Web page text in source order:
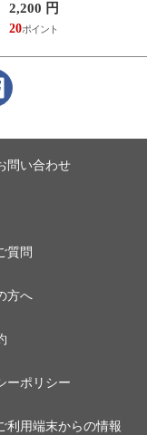
マイボトル 動物 ア
ニマル ゴリラ ごリ
ラックス ゴリゴリボ
2,200 円
20
問い合わせ
質問
方へ
ーポリシー
利用端末からの情報